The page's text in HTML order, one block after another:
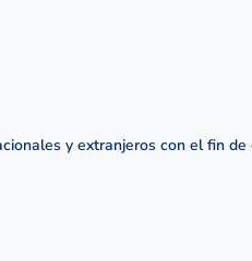
y extranjeros con el fin